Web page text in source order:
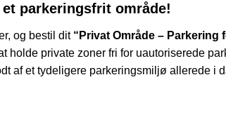
parkeringsfrit område!
og bestil dit “Privat Område – Parkering
holde private zoner fri for uautoriserede
af et tydeligere parkeringsmiljø allerede i